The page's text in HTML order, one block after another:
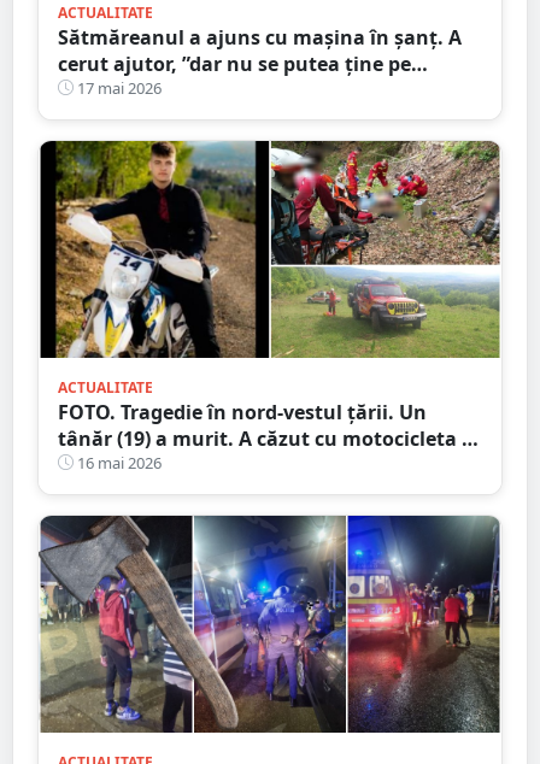
ACTUALITATE
Sătmăreanul a ajuns cu mașina în șanț. A
cerut ajutor, ”dar nu se putea ține pe
picioare”. Martorii au sunat la 112
17 mai 2026
ACTUALITATE
FOTO. Tragedie în nord-vestul țării. Un
tânăr (19) a murit. A căzut cu motocicleta în
prăpastie
16 mai 2026